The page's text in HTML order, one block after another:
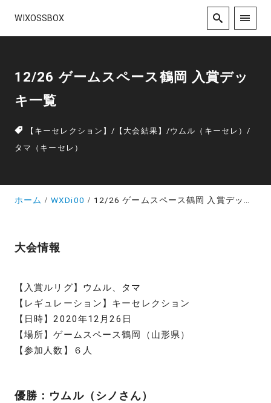
WIXOSSBOX
12/26 ゲームスペース鶴岡 入賞デッ
キ一覧
【キーセレクション】/ 【大会結果】 /ウムル（キーセレ）/
タマ（キーセレ）
ホーム WXDi00 12/26 ゲームスペース鶴岡 入賞デッキ一覧
大会情報
【入賞ルリグ】ウムル、タマ
【レギュレーション】キーセレクション
【日時】2020年12月26日
【場所】ゲームスペース鶴岡（山形県）
【参加人数】６人
優勝：ウムル（シノさん）